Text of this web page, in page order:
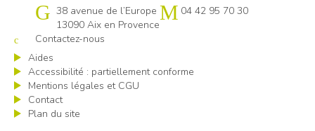
Cap emploi 13
38 avenue de l’Europe
13090 Aix en Provence
04 42 95 70 30
Contactez-nous
Aides
Accessibilité : partiellement conforme
Mentions légales et CGU
Contact
Plan du site